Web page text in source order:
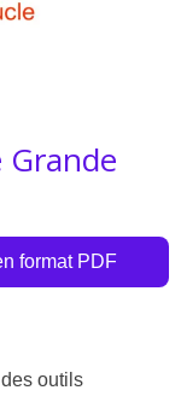
Grande
format PDF
outils